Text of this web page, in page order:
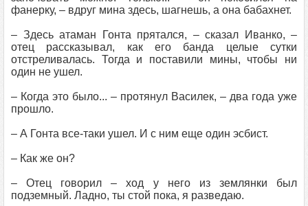
фанерку, – вдруг мина здесь, шагнешь, а она бабахнет.
– Здесь атаман Гонта прятался, – сказал Иванко, –
отец рассказывал, как его банда целые сутки
отстреливалась. Тогда и поставили мины, чтобы ни
один не ушел.
– Когда это было... – протянул Василек, – два года уже
прошло.
– А Гонта все-таки ушел. И с ним еще один эсбист.
– Как же он?
– Отец говорил – ход у него из землянки был
подземный. Ладно, ты стой пока, я разведаю.